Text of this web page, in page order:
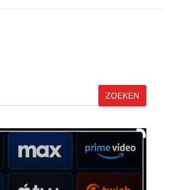
ZOEKEN